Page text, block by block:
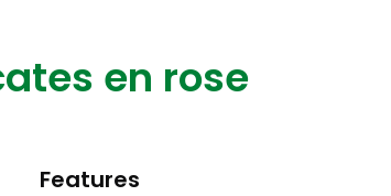
en rose
Features